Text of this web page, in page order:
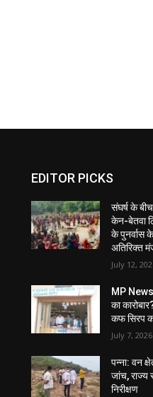
EDITOR PICKS
संघर्ष के
केन-बेतवा
के पुनर्वास
अतिरिक्त
July 12,
MP
का
कफ सिरप
July 7, 2026
पन्ना: वन
जांच, राज्य
निरीक्षण